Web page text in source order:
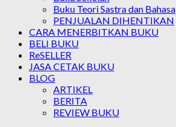
Buku Teori Sastra dan Bahasa
PENJUALAN DIHENTIKAN
CARA MENERBITKAN BUKU
BELI BUKU
ReSELLER
JASA CETAK BUKU
BLOG
ARTIKEL
BERITA
REVIEW BUKU